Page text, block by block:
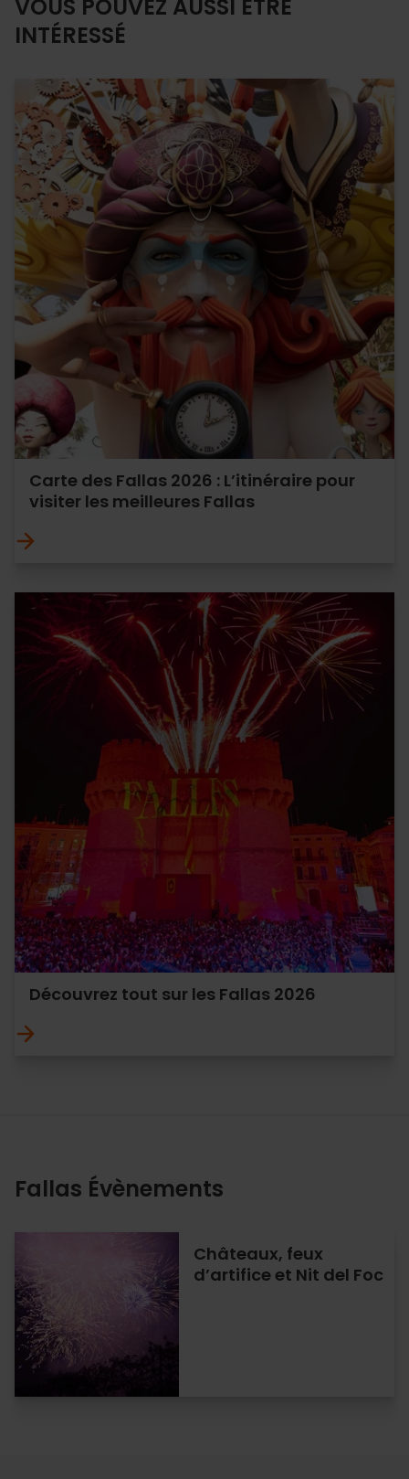
VOUS POUVEZ AUSSI ÊTRE
INTÉRESSÉ
Carte des Fallas 2026 : L’itinéraire pour
visiter les meilleures Fallas
Découvrez tout sur les Fallas 2026
Fallas Évènements
Châteaux, feux
d’artifice et Nit del Foc